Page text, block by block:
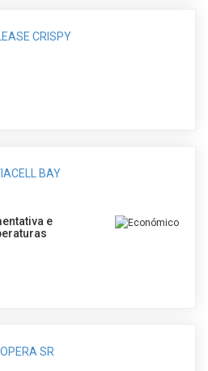
CRISPY
BAY
e
OPERA SR